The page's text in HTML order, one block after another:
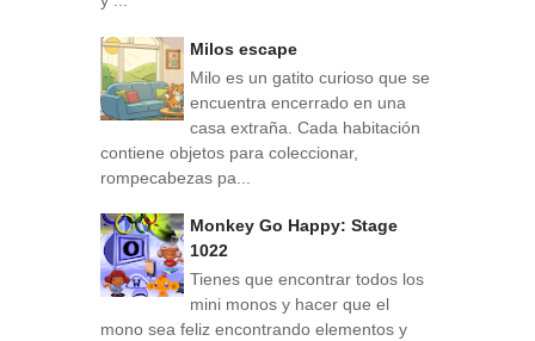
Milos escape
Milo es un gatito curioso que se
encuentra encerrado en una
casa extraña. Cada habitación
contiene objetos para coleccionar,
rompecabezas pa...
Monkey Go Happy: Stage
1022
Tienes que encontrar todos los
mini monos y hacer que el
mono sea feliz encontrando elementos y